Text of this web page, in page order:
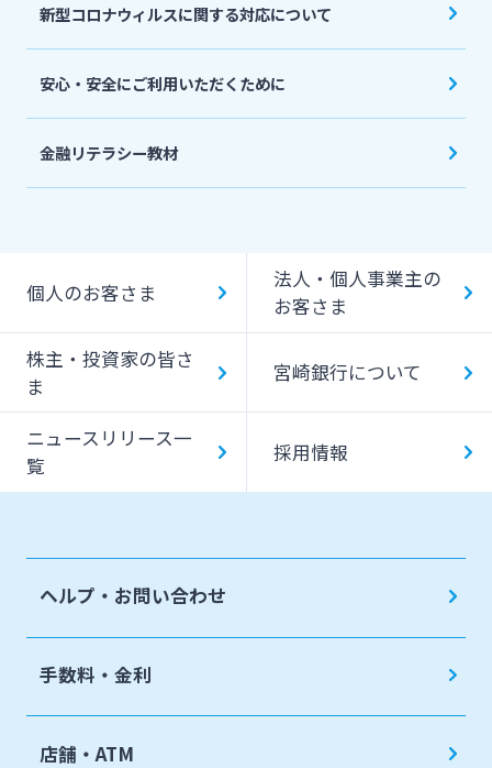
新型コロナウィルスに関する対応について
安心・安全にご利用いただくために
金融リテラシー教材
個人のお客さま
法人・個人事業主の
お客さま
株主・投資家の皆さ
ま
宮崎銀行について
ニュースリリース一
覧
採用情報
ヘルプ・お問い合わせ
手数料・金利
店舗・ATM